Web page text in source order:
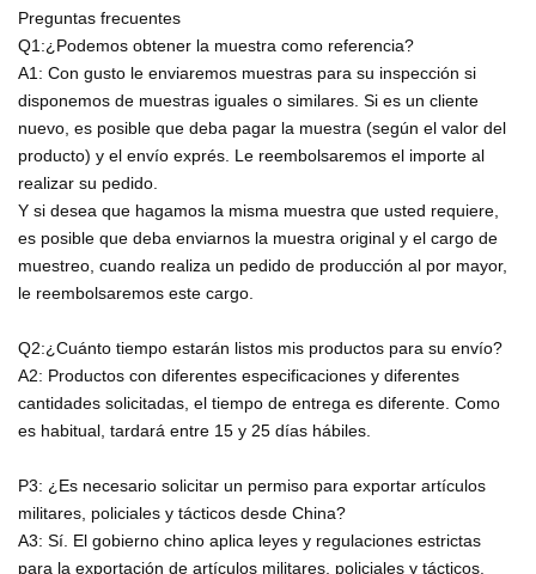
Preguntas frecuentes
Q1:¿Podemos obtener la muestra como referencia?
A1: Con gusto le enviaremos muestras para su inspección si
disponemos de muestras iguales o similares. Si es un cliente
nuevo, es posible que deba pagar la muestra (según el valor del
producto) y el envío exprés. Le reembolsaremos el importe al
realizar su pedido.
Y si desea que hagamos la misma muestra que usted requiere,
es posible que deba enviarnos la muestra original y el cargo de
muestreo, cuando realiza un pedido de producción al por mayor,
le reembolsaremos este cargo.
Q2:¿Cuánto tiempo estarán listos mis productos para su envío?
A2: Productos con diferentes especificaciones y diferentes
cantidades solicitadas, el tiempo de entrega es diferente. Como
es habitual, tardará entre 15 y 25 días hábiles.
P3: ¿Es necesario solicitar un permiso para exportar artículos
militares, policiales y tácticos desde China?
A3: Sí. El gobierno chino aplica leyes y regulaciones estrictas
para la exportación de artículos militares, policiales y tácticos.